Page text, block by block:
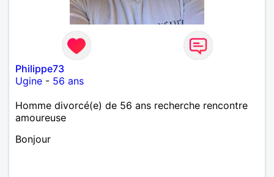
Philippe73
Ugine - 56 ans
Homme divorcé(e) de 56 ans recherche rencontre
amoureuse
Bonjour